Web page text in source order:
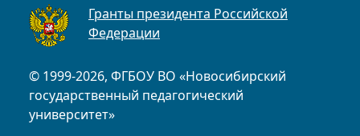
© 1999-2026, ФГБОУ ВО «Новосибирский
государственный педагогический
университет»
Гранты президента Российской
Федерации